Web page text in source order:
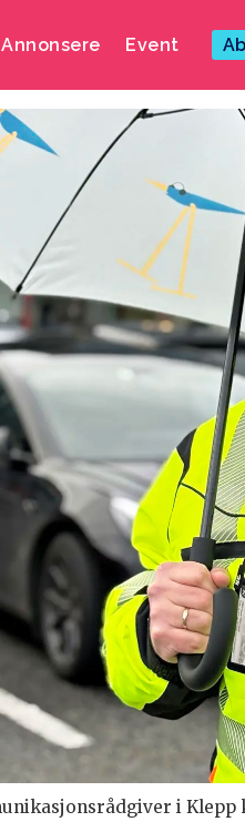
Annonsere Event
i Klepp